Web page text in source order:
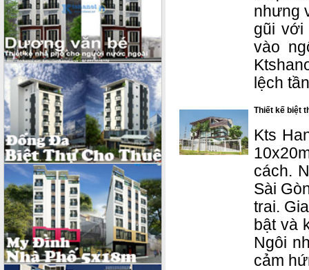
nhưng
gũi với
vào
lệch
Thiết kế biệt
Kts
cách.
Sài
trai.
bật và
Ngôi
cảm